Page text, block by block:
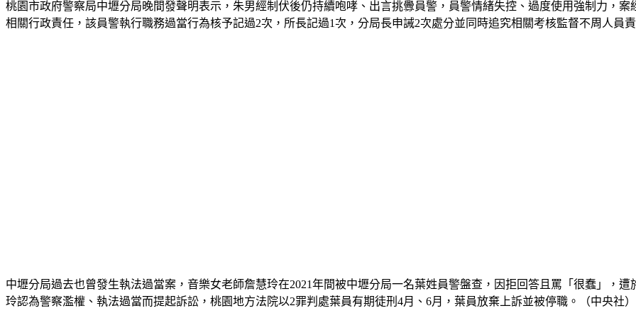
桃園市政府警察局中壢分局晚間發聲明表示，朱男經制伏後仍持續咆哮、出言挑釁員警，員警情緒失控、過度使用強制力，
相關行政責任，該員警執行職務過當行為核予記過2次，所長記過1次，分局長申誡2次處分並同時追究相關考核監督不周人員
中壢分局過去也曾發生執法過當案，音樂女老師詹慧玲在2021年間被中壢分局一名葉姓員警盤查，因拒回答且罵「很蠢」，
玲認為警察濫權、執法過當而提起訴訟，桃園地方法院以2罪判處葉員有期徒刑4月、6月，葉員放棄上訴並被停職。（中央社）